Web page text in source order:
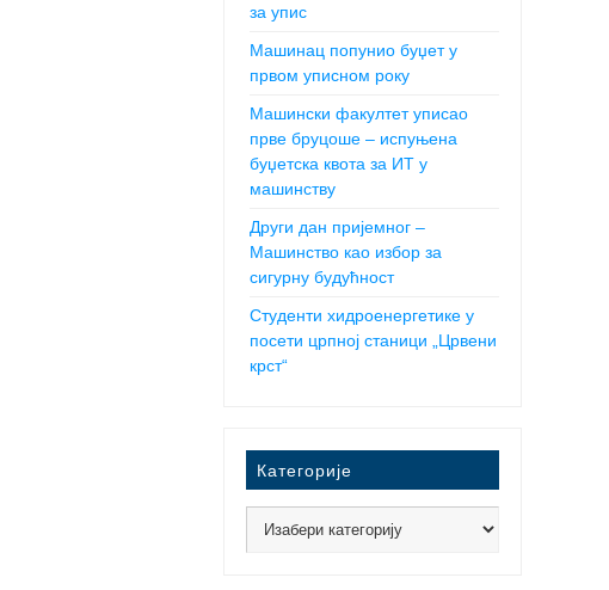
за упис
Машинац попунио буџет у
првом уписном року
Машински факултет уписао
прве бруцоше – испуњена
буџетска квота за ИТ у
машинству
Други дан пријемног –
Машинство као избор за
сигурну будућност
Студенти хидроенергетике у
посети црпној станици „Црвени
крст“
Категорије